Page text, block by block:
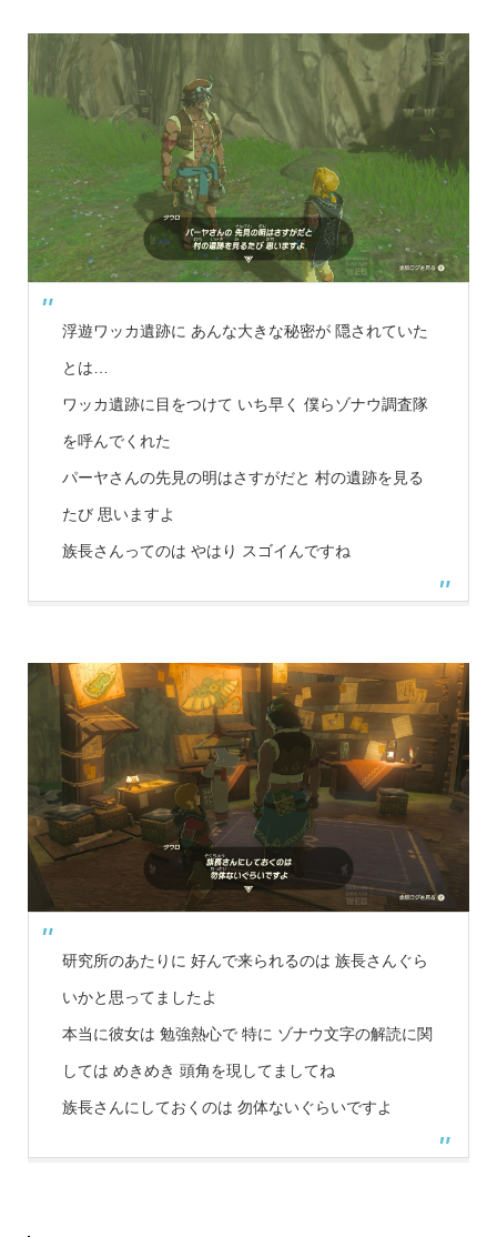
浮遊ワッカ遺跡に あんな大きな秘密が 隠されていた
とは…
ワッカ遺跡に目をつけて いち早く 僕らゾナウ調査隊
を呼んでくれた
パーヤさんの先見の明はさすがだと 村の遺跡を見る
たび 思いますよ
族長さんってのは やはり スゴイんですね
研究所のあたりに 好んで来られるのは 族長さんぐら
いかと思ってましたよ
本当に彼女は 勉強熱心で 特に ゾナウ文字の解読に関
しては めきめき 頭角を現してましてね
族長さんにしておくのは 勿体ないぐらいですよ